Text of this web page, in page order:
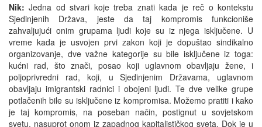
Nik: Jedna od stvari koje treba znati kada je reč o kontekstu
Sjedinjenih Država, jeste da taj kompromis funkcioniše
zahvaljujući onim grupama ljudi koje su iz njega isključene. U
vreme kada je usvojen prvi zakon koji je dopuštao sindikalno
organizovanje, dve važne kategorije su bile isključene iz toga:
kućni rad, što znači, posao koji uglavnom obavljaju žene, i
poljoprivredni rad, koji, u Sjedinjenim Državama, uglavnom
obavljaju imigrantski radnici i obojeni ljudi. Te dve velike grupe
potlačenih bile su isključene iz kompromisa. Možemo pratiti i kako
je taj kompromis, na poseban način, postignut u sovjetskom
svetu, nasuprot onom iz zapadnog kapitalističkog sveta. Dok je u